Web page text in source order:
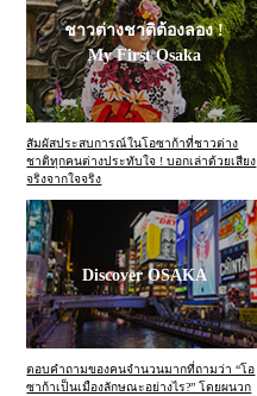
ชาวต่างชาติต้องลอง !
My First Osaka
สัมผัสประสบการณ์ในโอซาก้าที่ชาวต่าง
ชาติทุกคนต่างประทับใจ ! บอกเล่าด้วยเสียง
จริงจากใจจริง
Discover OSAKA
ตอบคำถามของคนจำนวนมากที่ถามว่า “โอ
ซาก้าเป็นเมืองลักษณะอย่างไร?” โดยผนวก